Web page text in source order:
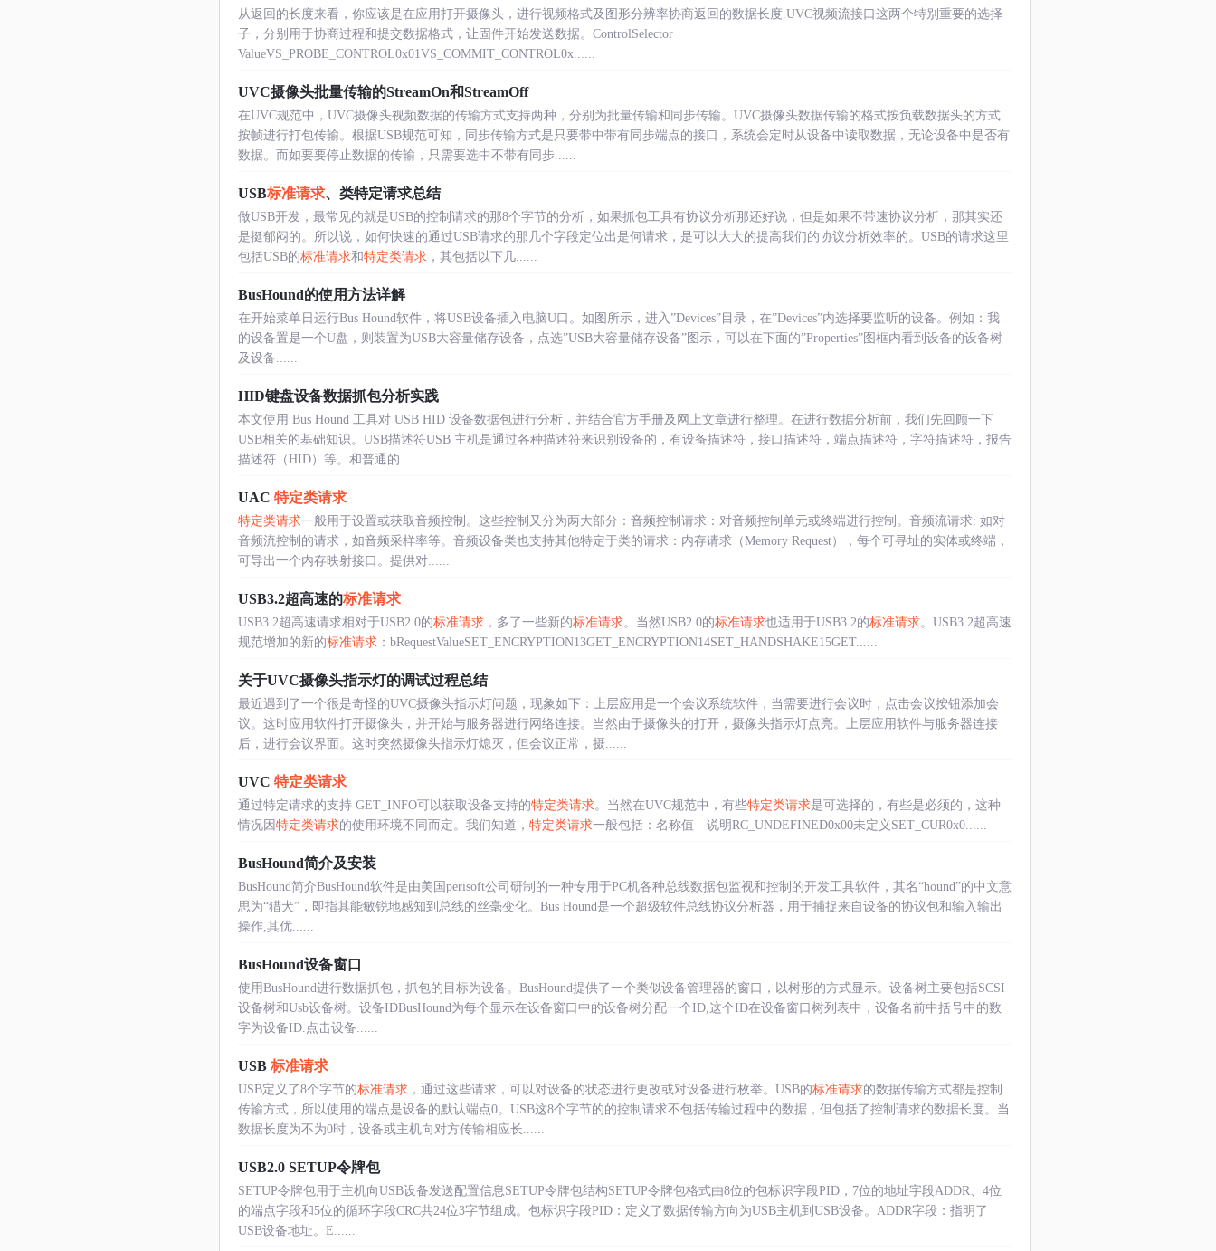
从返回的长度来看，你应该是在应用打开摄像头，进行视频格式及图形分辨率协商返回的数据长度.UVC视频流接口这两个特别重要的选择
子，分别用于协商过程和提交数据格式，让固件开始发送数据。ControlSelector
ValueVS_PROBE_CONTROL0x01VS_COMMIT_CONTROL0x......
UVC摄像头批量传输的StreamOn和StreamOff
在UVC规范中，UVC摄像头视频数据的传输方式支持两种，分别为批量传输和同步传输。UVC摄像头数据传输的格式按负载数据头的方式
按帧进行打包传输。根据USB规范可知，同步传输方式是只要带中带有同步端点的接口，系统会定时从设备中读取数据，无论设备中是否有
数据。而如要要停止数据的传输，只需要选中不带有同步......
USB标准请求、类特定请求总结
做USB开发，最常见的就是USB的控制请求的那8个字节的分析，如果抓包工具有协议分析那还好说，但是如果不带速协议分析，那其实还
是挺郁闷的。所以说，如何快速的通过USB请求的那几个字段定位出是何请求，是可以大大的提高我们的协议分析效率的。USB的请求这里
包括USB的标准请求和特定类请求，其包括以下几......
BusHound的使用方法详解
在开始菜单日运行Bus Hound软件，将USB设备插入电脑U口。如图所示，进入”Devices”目录，在”Devices”内选择要监听的设备。例如：我
的设备置是一个U盘，则装置为USB大容量储存设备，点选”USB大容量储存设备”图示，可以在下面的”Properties”图框内看到设备的设备树
及设备......
HID键盘设备数据抓包分析实践
本文使用 Bus Hound 工具对 USB HID 设备数据包进行分析，并结合官方手册及网上文章进行整理。在进行数据分析前，我们先回顾一下
USB相关的基础知识。USB描述符USB 主机是通过各种描述符来识别设备的，有设备描述符，接口描述符，端点描述符，字符描述符，报告
描述符（HID）等。和普通的......
UAC 特定类请求
特定类请求一般用于设置或获取音频控制。这些控制又分为两大部分：音频控制请求：对音频控制单元或终端进行控制。音频流请求: 如对
音频流控制的请求，如音频采样率等。音频设备类也支持其他特定于类的请求：内存请求（Memory Request），每个可寻址的实体或终端，
可导出一个内存映射接口。提供对......
USB3.2超高速的标准请求
USB3.2超高速请求相对于USB2.0的标准请求，多了一些新的标准请求。当然USB2.0的标准请求也适用于USB3.2的标准请求。USB3.2超高速
规范增加的新的标准请求：bRequestValueSET_ENCRYPTION13GET_ENCRYPTION14SET_HANDSHAKE15GET......
关于UVC摄像头指示灯的调试过程总结
最近遇到了一个很是奇怪的UVC摄像头指示灯问题，现象如下：上层应用是一个会议系统软件，当需要进行会议时，点击会议按钮添加会
议。这时应用软件打开摄像头，并开始与服务器进行网络连接。当然由于摄像头的打开，摄像头指示灯点亮。上层应用软件与服务器连接
后，进行会议界面。这时突然摄像头指示灯熄灭，但会议正常，摄......
UVC 特定类请求
通过特定请求的支持 GET_INFO可以获取设备支持的特定类请求。当然在UVC规范中，有些特定类请求是可选择的，有些是必须的，这种
情况因特定类请求的使用环境不同而定。我们知道， 特定类请求一般包括：名称值 说明RC_UNDEFINED0x00未定义SET_CUR0x0......
BusHound简介及安装
BusHound简介BusHound软件是由美国perisoft公司研制的一种专用于PC机各种总线数据包监视和控制的开发工具软件，其名“hound”的中文意
思为“猎犬”，即指其能敏锐地感知到总线的丝毫变化。Bus Hound是一个超级软件总线协议分析器，用于捕捉来自设备的协议包和输入输出
操作,其优......
BusHound设备窗口
使用BusHound进行数据抓包，抓包的目标为设备。BusHound提供了一个类似设备管理器的窗口，以树形的方式显示。设备树主要包括SCSI
设备树和Usb设备树。设备IDBusHound为每个显示在设备窗口中的设备树分配一个ID,这个ID在设备窗口树列表中，设备名前中括号中的数
字为设备ID.点击设备......
USB 标准请求
USB定义了8个字节的标准请求，通过这些请求，可以对设备的状态进行更改或对设备进行枚举。USB的标准请求的数据传输方式都是控制
传输方式，所以使用的端点是设备的默认端点0。USB这8个字节的的控制请求不包括传输过程中的数据，但包括了控制请求的数据长度。当
数据长度为不为0时，设备或主机向对方传输相应长......
USB2.0 SETUP令牌包
SETUP令牌包用于主机向USB设备发送配置信息SETUP令牌包结构SETUP令牌包格式由8位的包标识字段PID，7位的地址字段ADDR、4位
的端点字段和5位的循环字段CRC共24位3字节组成。包标识字段PID：定义了数据传输方向为USB主机到USB设备。ADDR字段：指明了
USB设备地址。E......